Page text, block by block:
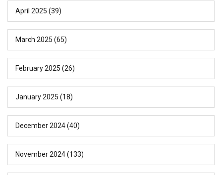
April 2025 (39)
March 2025 (65)
February 2025 (26)
January 2025 (18)
December 2024(40)
November 2024(133)